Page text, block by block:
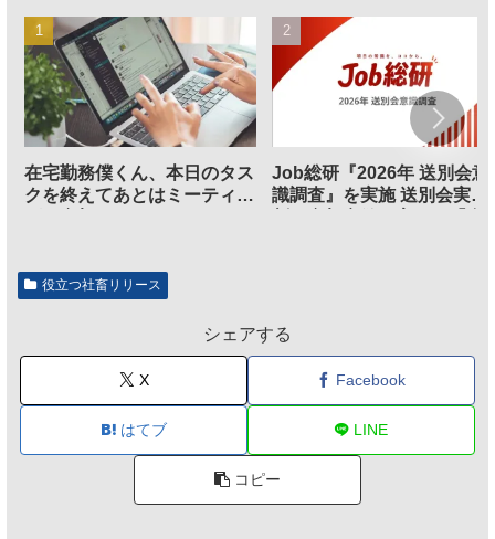
在宅勤務僕くん、本日のタス
クを終えてあとはミーティン
Job総研『2026年 送別会意
識調査』を実施 送別会実施
役立つ社畜リリース
シェアする
X Facebook
はてブ LINE
コピー